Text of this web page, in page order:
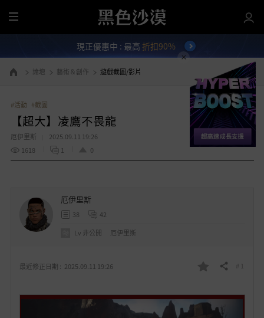
全
部
單
現正優惠中 : 最高 折扣90%
前往首頁 論壇 藝術＆創作 遊戲截圖/影片
#活動 #截圖
【超大】凌鷹不畏龍
厄伊里斯
2025.09.11 19:26
1618
1 0
最近修正日期 : 2025.09.11 19:26
的
分享 # 1
厄伊里斯
38
42
Lv 非公開 厄伊里斯